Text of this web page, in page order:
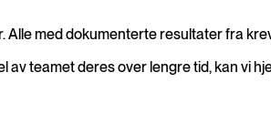
behovet er midlertidig eller langsiktig.
med dokumenterte resultater fra
av teamet deres over lengre tid, kan vi